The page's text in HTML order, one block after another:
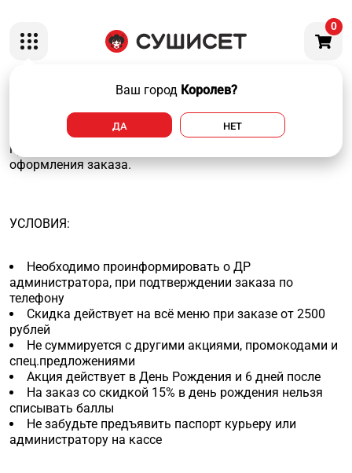
0
Ваш город Королев?
ДА НЕТ
Скидка 15% всем именинникам на всё меню СУШИСЕТ.
Чтобы применить скидку на День Рождения, зайдите в
личный кабинет и укажите дату рождения. Мы
предложим вам скидку на финальном этапе
оформления заказа.
УСЛОВИЯ:
Необходимо проинформировать о ДР
администратора, при подтверждении заказа по
телефону
Скидка действует на всё меню при заказе от 2500
рублей
Не суммируется с другими акциями, промокодами и
спец.предложениями
Акция действует в День Рождения и 6 дней после
На заказ со скидкой 15% в день рождения нельзя
списывать баллы
Не забудьте предъявить паспорт курьеру или
администратору на кассе